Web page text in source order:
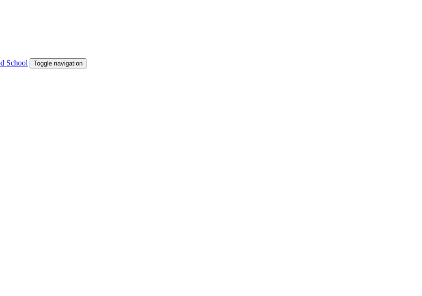
Toggle navigation